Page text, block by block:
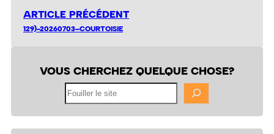
ARTICLE PRÉCÉDENT
129)-20260703–COURTOISIE
VOUS CHERCHEZ QUELQUE CHOSE?